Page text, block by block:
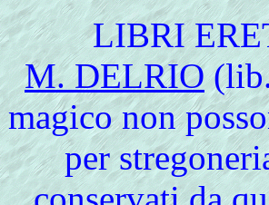
LIBRI
M. DELRIO
magico non
per